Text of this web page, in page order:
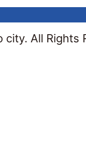
All Rights